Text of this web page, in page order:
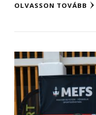
OLVASSON TOVÁBB